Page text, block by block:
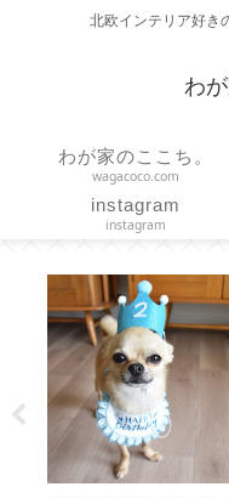
北欧インテリア好き
わ
わが家のここち。
wagacoco.com
instagram
instagram